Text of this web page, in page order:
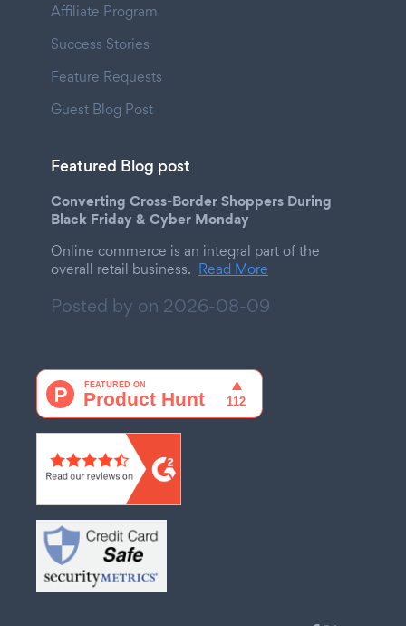
Affiliate Program
Success Stories
Feature Requests
Guest Blog Post
Featured Blog post
Converting Cross-Border Shoppers During
Black Friday & Cyber Monday
Online commerce is an integral part of the
overall retail business. Read More
Posted by on 2026-08-09